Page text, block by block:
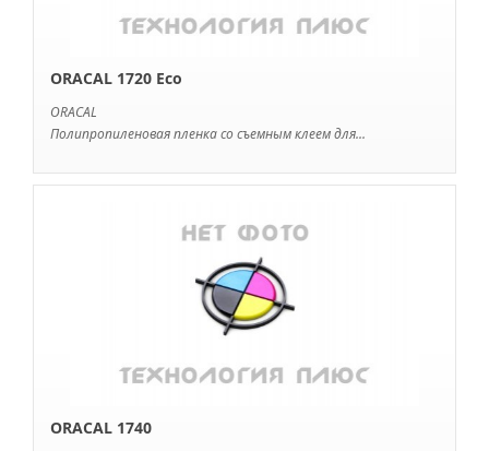
ORACAL 1720 Eco
ORACAL
Полипропиленовая пленка со съемным клеем для...
ORACAL 1740